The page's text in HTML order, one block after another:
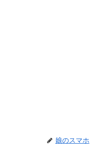
娘のスマホ